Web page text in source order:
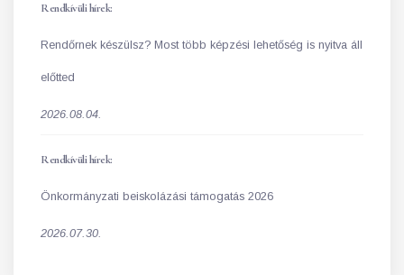
Rendkívüli hírek:
Rendőrnek készülsz? Most több képzési lehetőség is nyitva áll
előtted
2026.08.04.
Rendkívüli hírek:
Önkormányzati beiskolázási támogatás 2026
2026.07.30.